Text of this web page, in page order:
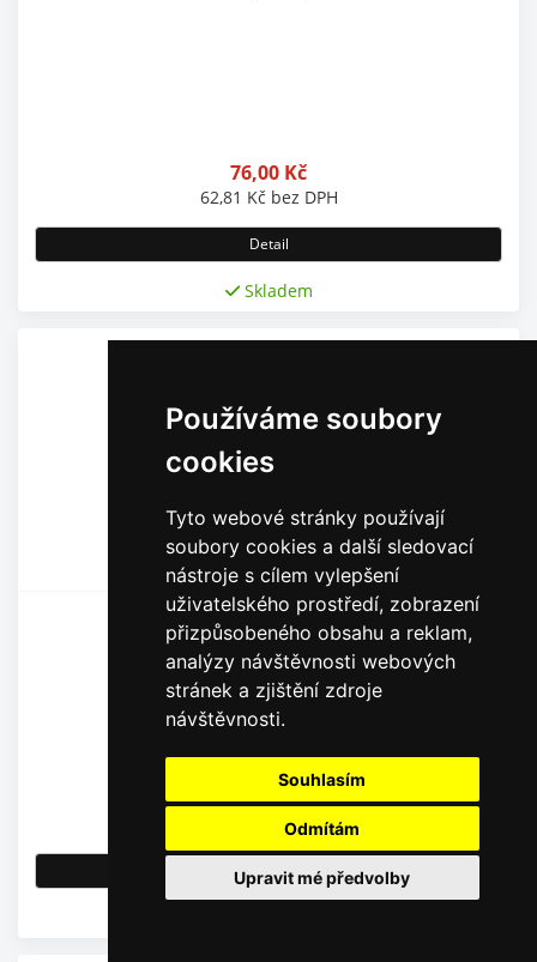
Používáme soubory
cookies
Tyto webové stránky používají
soubory cookies a další sledovací
nástroje s cílem vylepšení
uživatelského prostředí, zobrazení
přizpůsobeného obsahu a reklam,
analýzy návštěvnosti webových
stránek a zjištění zdroje
návštěvnosti.
Souhlasím
Odmítám
Upravit mé předvolby
76,00 Kč
62,81 Kč bez DPH
Detail
Skladem
Irritec Plastové závitové adaptéry
19,00Kč
bez DPH
Detail